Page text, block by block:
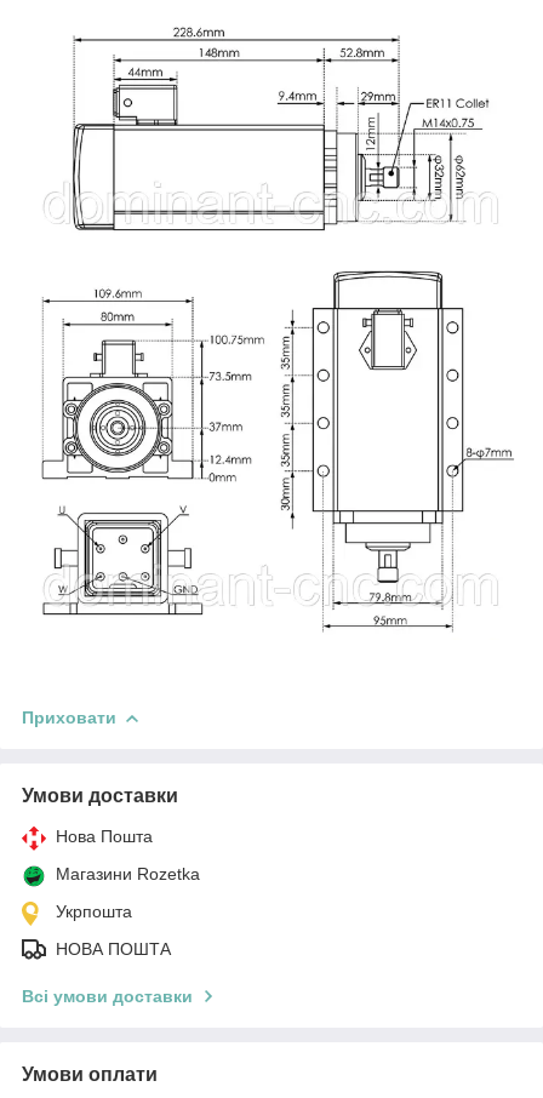
Приховати
Умови доставки
Нова Пошта
Магазини Rozetka
Укрпошта
НОВА ПОШТА
Всі умови доставки
Умови оплати